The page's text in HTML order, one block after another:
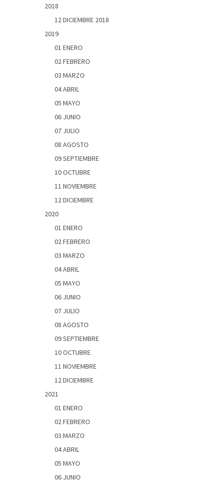
2018
12 DICIEMBRE 2018
2019
01 ENERO
02 FEBRERO
03 MARZO
04 ABRIL
05 MAYO
06 JUNIO
07 JULIO
08 AGOSTO
09 SEPTIEMBRE
10 OCTUBRE
11 NOVIEMBRE
12 DICIEMBRE
2020
01 ENERO
02 FEBRERO
03 MARZO
04 ABRIL
05 MAYO
06 JUNIO
07 JULIO
08 AGOSTO
09 SEPTIEMBRE
10 OCTUBRE
11 NOVIEMBRE
12 DICIEMBRE
2021
01 ENERO
02 FEBRERO
03 MARZO
04 ABRIL
05 MAYO
06 JUNIO